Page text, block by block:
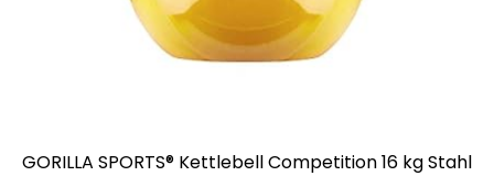
GORILLA SPORTS® Kettlebell Competition 16 kg Stahl